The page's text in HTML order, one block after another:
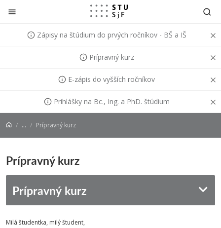
Prejsť na obsah
Zápisy na štúdium do prvých ročníkov - BŠ a IŠ
Prípravný kurz
E-zápis do vyšších ročníkov
Prihlášky na Bc., Ing. a PhD. štúdium
... Prípravný kurz
Prípravný kurz
Prípravný kurz
Milá študentka, milý študent,